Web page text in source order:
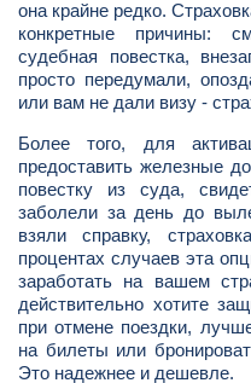
она крайне редко.
конкретные причины:
судебная повестка,
просто передумали,
или вам не дали визу -
Более того, для
предоставить железные
повестку из суда,
заболели за день до
взяли справку,
процентах случаев эта
заработать на вашем
действительно хотите
при отмене поездки,
на билеты или
Это надежнее и дешевле.